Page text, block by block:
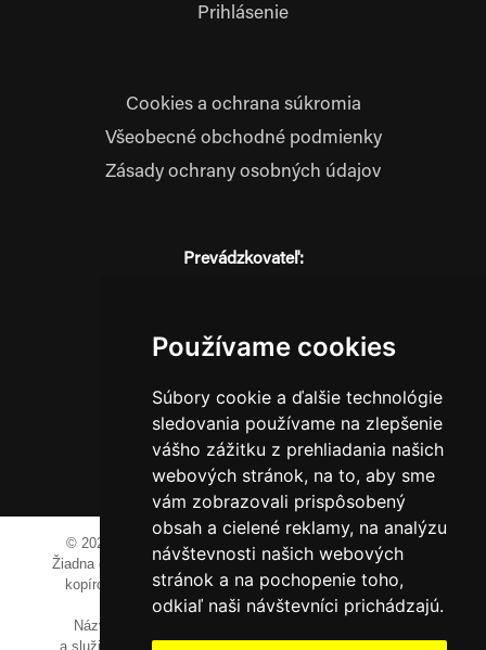
Používame cookies
Súbory cookie a ďalšie technológie
sledovania používame na zlepšenie
vášho zážitku z prehliadania našich
webových stránok, na to, aby sme
vám zobrazovali prispôsobený
obsah a cielené reklamy, na analýzu
návštevnosti našich webových
stránok a na pochopenie toho,
odkiaľ naši návštevníci prichádzajú.
Prihlásenie
Cookies a ochrana súkromia
Všeobecné obchodné podmienky
Zásady ochrany osobných údajov
Prevádzkovateľ:
DIČ: 2121076738
0911 955 646
© 2023-2024 JM Media, s.r.o.
Všetky práva vyhradené.
Žiadna časť tohto portálu ak nie je uvedené inak, nesmie byť
kopírovaná, alebo prezentovaná bez výslovného súhlasu
prevádzkovateľa.
Názvy spoločností, firiem a prezentovaných výrobkov
a služieb môžu byť registrovanými obchodnými známkami